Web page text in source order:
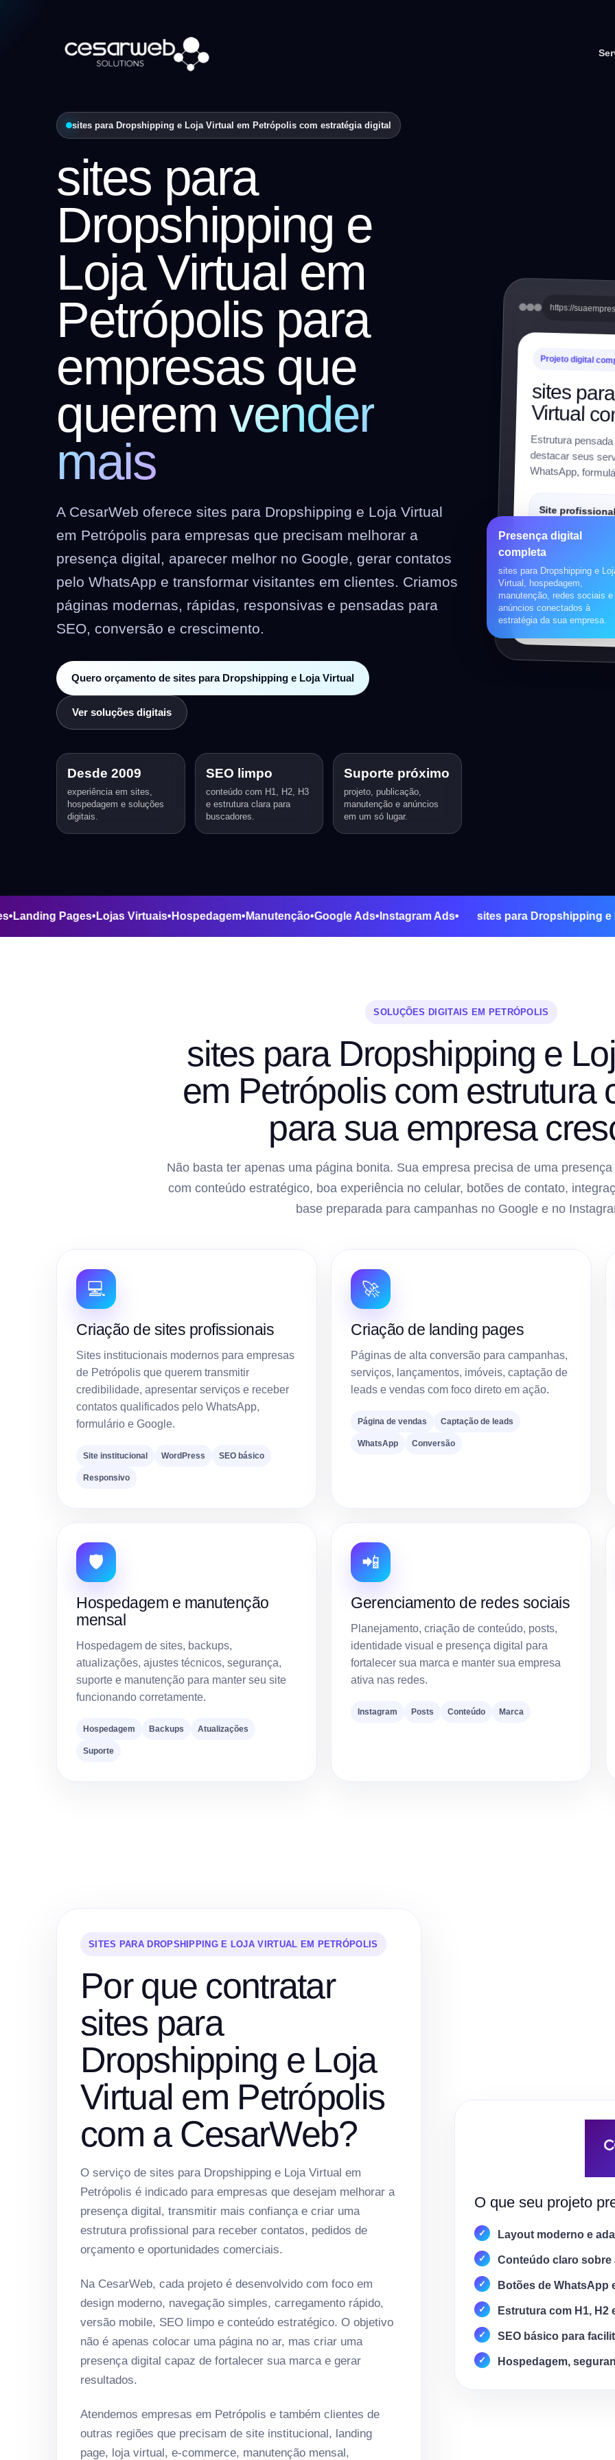
sites para Dropshipping e Loja Virtual em Petrópolis com estratégia digital
sites para
Dropshipping e
Loja Virtual em
Petrópolis para
empresas que
queremvender
mais
A CesarWeb oferece sites para Dropshipping e Loja Virtual
em Petrópolis para empresas que precisam melhorar a
presença digital, aparecer melhor no Google, gerar contatos
pelo WhatsApp e transformar visitantes em clientes. Criamos
páginas modernas, rápidas, responsivas e pensadas para
SEO, conversão e crescimento.
Quero orçamento de sites para Dropshipping e Loja Virtual
Ver soluções digitais
Desde 2009
experiência em sites,
hospedagem e soluções
digitais.
SEO limpo
conteúdo com H1, H2, H3
e estrutura clara para
buscadores.
Suporte próximo
projeto, publicação,
manutenção e anúncios
em um só lugar.
https://
Projeto digital
sites
Virtual
Estrutura
destacar seus
WhatsApp,
Site profissional
Institucional,
preparado para SEO.
Loja virtual
WooCommerce,
pagamentos, frete e
Presença digital
completa
sites para Dropshipping e
Virtual, hospedagem,
manutenção, redes sociais e
anúncios conectados à
estratégia da sua empresa.
Sites•Landing Pages•Lojas Virtuais•Hospedagem•Manutenção •Google Ads•Instagram Ads• sites para
SOLUÇÕES DIGITAIS EM PETRÓPOLIS
sites para Dropshipping e
em Petrópolis com estrutura
para sua empresa
Não basta ter apenas uma página bonita. Sua empresa precisa de uma
com conteúdo estratégico, boa experiência no celular, botões de contato,
base preparada para campanhas no Google e no
💻
Criação de sites profissionais
Sites institucionais modernos para empresas
de Petrópolis que querem transmitir
credibilidade, apresentar serviços e receber
contatos qualificados pelo WhatsApp,
formulário e Google.
Site institucional WordPress SEO básico
Responsivo
🚀
Criação de landing pages
Páginas de alta conversão para campanhas,
serviços, lançamentos, imóveis, captação de
leads e vendas com foco direto em ação.
Página de vendas Captação de leads
WhatsApp Conversão
🛡️
Hospedagem e manutenção
mensal
Hospedagem de sites, backups,
atualizações, ajustes técnicos, segurança,
suporte e manutenção para manter seu site
funcionando corretamente.
Hospedagem Backups Atualizações
Suporte
📲
Gerenciamento de redes sociais
Planejamento, criação de conteúdo, posts,
identidade visual e presença digital para
fortalecer sua marca e manter sua empresa
ativa nas redes.
Instagram Posts Conteúdo Marca
SITES PARA DROPSHIPPING E LOJA VIRTUAL EM PETRÓPOLIS
Por que contratar
sites para
Dropshipping e Loja
Virtual em Petrópolis
com a CesarWeb?
O serviço de sites para Dropshipping e Loja Virtual em
Petrópolis é indicado para empresas que desejam melhorar a
presença digital, transmitir mais confiança e criar uma
estrutura profissional para receber contatos, pedidos de
orçamento e oportunidades comerciais.
Na CesarWeb, cada projeto é desenvolvido com foco em
design moderno, navegação simples, carregamento rápido,
versão mobile, SEO limpo e conteúdo estratégico. O objetivo
não é apenas colocar uma página no ar, mas criar uma
presença digital capaz de fortalecer sua marca e gerar
resultados.
Atendemos empresas em Petrópolis e também clientes de
outras regiões que precisam de site institucional, landing
page, loja virtual, e-commerce, manutenção mensal,
O que seu projeto
Layout moderno e
Conteúdo claro sobre
Botões de WhatsApp
Estrutura com H1, H2
SEO básico para
Hospedagem,